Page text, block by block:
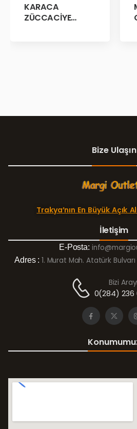
KARACA
ZÜCCACİYE
Bize Ulaşın
Trakya’nın En Büyük Açık
İletişim
E-Posta:
Adres : 1. Murat Mah. Atatürk
Bizi
0(284) 236